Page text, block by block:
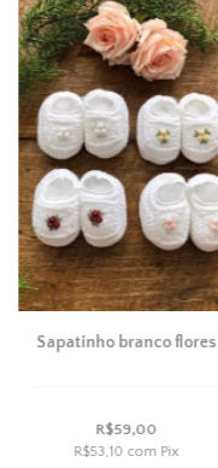
Sapatinho branco flores
R$59,00
R$53,10 com Pix